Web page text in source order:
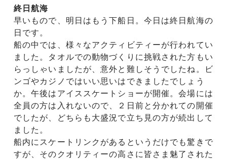
終日航海
早いもので、明日はもう下船日。今日は終日航海の
日です。
船の中では、様々なアクティビティーが行われてい
ました。タオルでの動物づくりに挑戦された方もい
らっしゃいましたが、意外と難しそうでしたね。ビ
ンゴやカジノではいい思いはできましたでしょう
か。午後はアイススケートショーが開催。会場には
全員の方は入れないので、２日前と分かれての開催
でしたが、どちらも大盛況で立ち見の方が続出して
ました。
船内にスケートリンクがあるというだけでも驚きで
すが、そのクオリティーの高さに皆さま魅了された